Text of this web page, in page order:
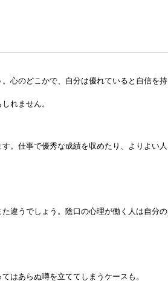
心のどこかで、自分は優れていると自信を持
れません。
。仕事で優秀な成績を収めたり、よりよい人
違うでしょう。陰口の心理が働く人は自分の
はあらぬ噂を立ててしまうケースも。